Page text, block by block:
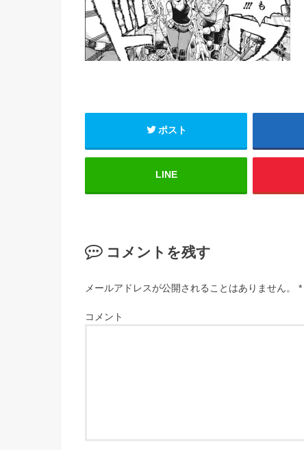
ポスト
LINE
コメントを残す
メールアドレスが公開されることはありません。 *
コメント